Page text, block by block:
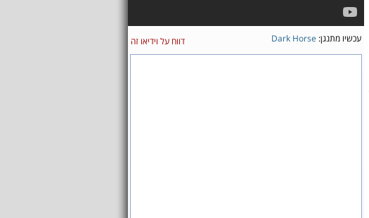
עכשיו מתנגן: Dark Horse דווח על וידיאו זה